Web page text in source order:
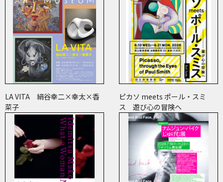
LA VITA 絹谷幸二×幸太×香
菜子
ピカソ meets ポール・スミ
ス 遊び心の冒険へ